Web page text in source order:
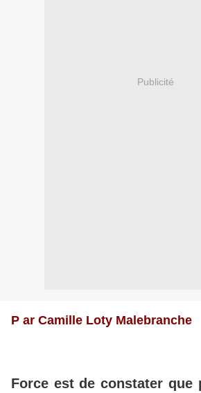
Publicité
P ar Camille Loty Malebranche
Force est de constater que